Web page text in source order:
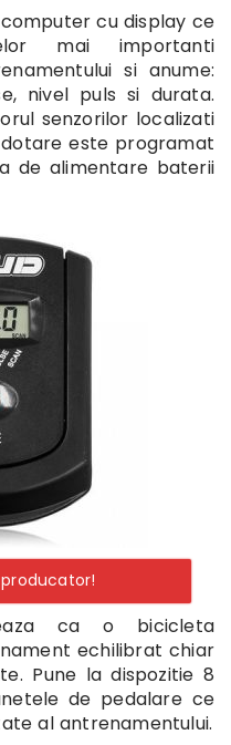
cu display ce
mai importanti
si anume:
nivel puls si durata.
senzorilor localizati
este programat
de alimentare baterii
ca o bicicleta
echilibrat chiar
Pune la dispozitie 8
de pedalare ce
al antrenamentului.